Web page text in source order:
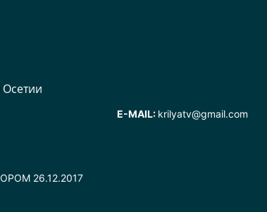
26.12.2017
E-MAIL: krilyatv@gmail.com